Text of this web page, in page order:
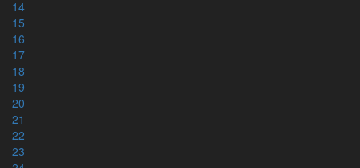
14
15
16
17
18
19
20
21
22
23